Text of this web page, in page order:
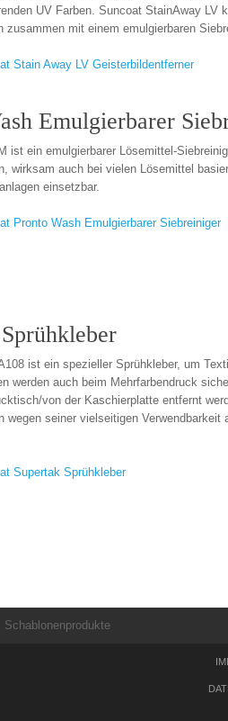
UV Farben. Suncoat StainAway
zusammen mit einem emulgierbaren
Stain Away LV Geisterbildentferner
Emulgierbarer
ist ein emulgierbarer Lösemittel-
wirksam auch bei vielen Lösemittel
einsetzbar.
Pronto Wash Emulgierbarer Siebreiniger
ist ein spezieller Sprühkleber, um
werden auch beim Mehrfarbendruck
von der Kaschierplatte entfernt
wegen seiner vielseitigen
Supertak Sprühkleber
Schablonenprodukte